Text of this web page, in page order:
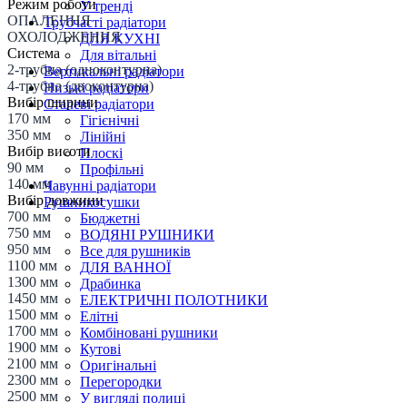
У тренді
Трубчасті радіатори
ДЛЯ КУХНІ
Для вітальні
Вертикальні радіатори
Низькі радіатори
Сталеві радіатори
Гігієнічні
Лінійні
Плоскі
Профільні
Чавунні радіатори
Рушникосушки
Бюджетні
ВОДЯНІ РУШНИКИ
Все для рушників
ДЛЯ ВАННОЇ
Драбинка
ЕЛЕКТРИЧНІ ПОЛОТНИКИ
Елітні
Комбіновані рушники
Кутові
Оригінальні
Перегородки
У вигляді полиці
Режим роботи
ОПАЛЕННЯ
ОХОЛОДЖЕННЯ
Система
2-трубна (одноконтурна)
4-трубна (двоконтурна)
Вибір ширини
170 мм
350 мм
Вибір висоти
90 мм
140 мм
Вибір довжини
700 мм
750 мм
950 мм
1100 мм
1300 мм
1450 мм
1500 мм
1700 мм
1900 мм
2100 мм
2300 мм
2500 мм